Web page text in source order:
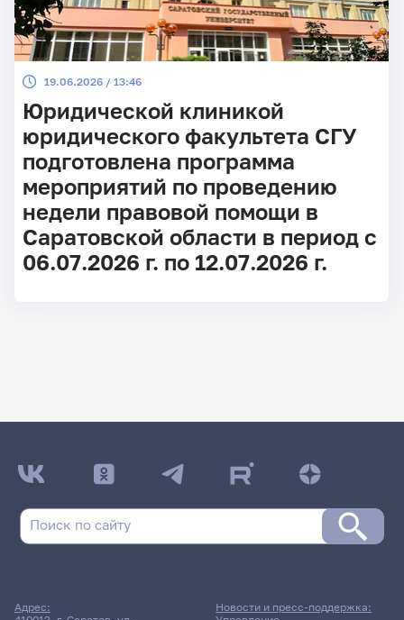
19.06.2026 / 13:46
Юридической клиникой
юридического факультета СГУ
подготовлена программа
мероприятий по проведению
недели правовой помощи в
Саратовской области в период с
06.07.2026 г. по 12.07.2026 г.
Адрес:
Новости и пресс-поддержка: